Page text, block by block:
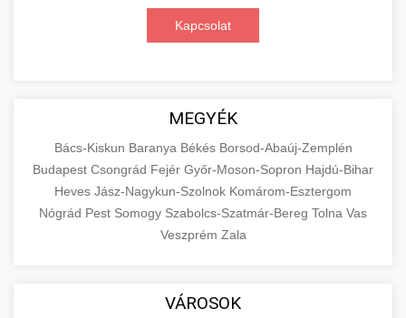
Kapcsolat
MEGYÉK
Bács-Kiskun Baranya Békés Borsod-Abaúj-Zemplén
Budapest Csongrád Fejér Győr-Moson-Sopron Hajdú-Bihar
Heves Jász-Nagykun-Szolnok Komárom-Esztergom
Nógrád Pest Somogy Szabolcs-Szatmár-Bereg Tolna Vas
Veszprém Zala
VÁROSOK